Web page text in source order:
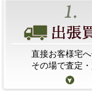
直接お客様宅
その場で査定